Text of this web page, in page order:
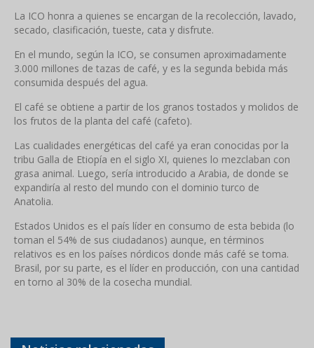
La ICO honra a quienes se encargan de la recolección, lavado,
secado, clasificación, tueste, cata y disfrute.
En el mundo, según la ICO, se consumen aproximadamente
3.000 millones de tazas de café, y es la segunda bebida más
consumida después del agua.
El café se obtiene a partir de los granos tostados y molidos de
los frutos de la planta del café (cafeto).
Las cualidades energéticas del café ya eran conocidas por la
tribu Galla de Etiopía en el siglo XI, quienes lo mezclaban con
grasa animal. Luego, sería introducido a Arabia, de donde se
expandiría al resto del mundo con el dominio turco de
Anatolia.
Estados Unidos es el país líder en consumo de esta bebida (lo
toman el 54% de sus ciudadanos) aunque, en términos
relativos es en los países nórdicos donde más café se toma.
Brasil, por su parte, es el líder en producción, con una cantidad
en torno al 30% de la cosecha mundial.